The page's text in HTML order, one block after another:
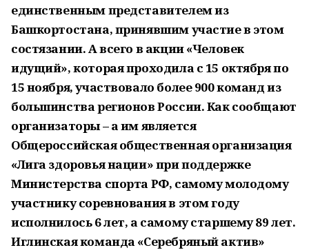
единственным представителем из
Башкортостана, принявшим участие в этом
состязании. А всего в акции «Человек
идущий», которая проходила с 15 октября по
15 ноября, участвовало более 900 команд из
большинства регионов России. Как сообщают
организаторы – а им является
Общероссийская общественная организация
«Лига здоровья нации»при поддержке
Министерства спорта РФ, самому молодому
участнику соревнования в этом году
исполнилось 6 лет, а самому старшему 89 лет.
Иглинская команда «Серебряный актив»